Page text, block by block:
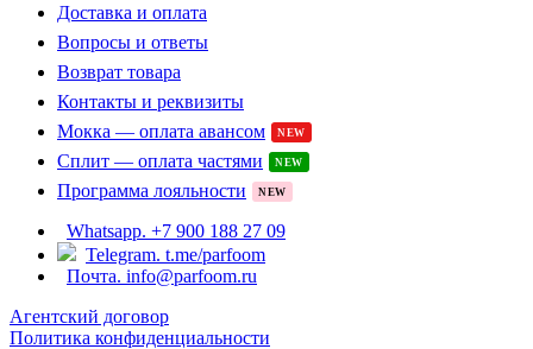
Доставка и оплата
Вопросы и ответы
Возврат товара
Контакты и реквизиты
Мокка — оплата авансом
NEW
Сплит — оплата частями NEW
Программа лояльности NEW
Whatsapp. +7 900 188 27 09
Telegram. t.me/parfoom
Почта. info@parfoom.ru
Агентский договор
Политика конфиденциальности